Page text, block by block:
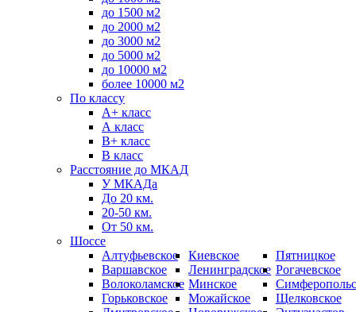
до 1500 м2
до 2000 м2
до 3000 м2
до 5000 м2
до 10000 м2
более 10000 м2
По классу
А+ класс
А класс
B+ класс
В класс
Расстояние до МКАД
У МКАДа
До 20 км.
20-50 км.
От 50 км.
Шоссе
Алтуфьевское
Варшавское
Волоколамское
Горьковское
Киевское
Ленинградское
Минское
Можайское
Пятницкое
Рогачевское
Щелковское